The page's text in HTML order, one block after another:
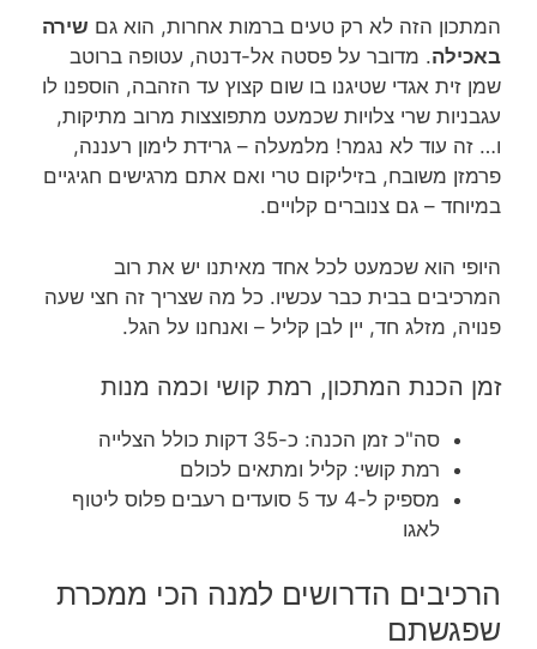
המתכון הזה לא רק טעים ברמות אחרות, הוא גם שירה
באכילה. מדובר על פסטה אל-דנטה, עטופה ברוטב
שמן זית אגדי שטיגנו בו שום קצוץ עד הזהבה, הוספנו לו
עגבניות שרי צלויות שכמעט מתפוצצות מרוב מתיקות,
ו… זה עוד לא נגמר! מלמעלה – גרידת לימון רעננה,
פרמזן משובח, בזיליקום טרי ואם אתם מרגישים חגיגיים
במיוחד – גם צנוברים קלויים.
היופי הוא שכמעט לכל אחד מאיתנו יש את רוב
המרכיבים בבית כבר עכשיו. כל מה שצריך זה חצי שעה
פנויה, מזלג חד, יין לבן קליל – ואנחנו על הגל.
זמן הכנת המתכון, רמת קושי וכמה מנות
סה"כ זמן הכנה: כ-35 דקות כולל הצלייה
רמת קושי: קליל ומתאים לכולם
מספיק ל-4 עד 5 סועדים רעבים פלוס ליטוף
לאגו
הרכיבים הדרושים למנה הכי ממכרת
שפגשתם